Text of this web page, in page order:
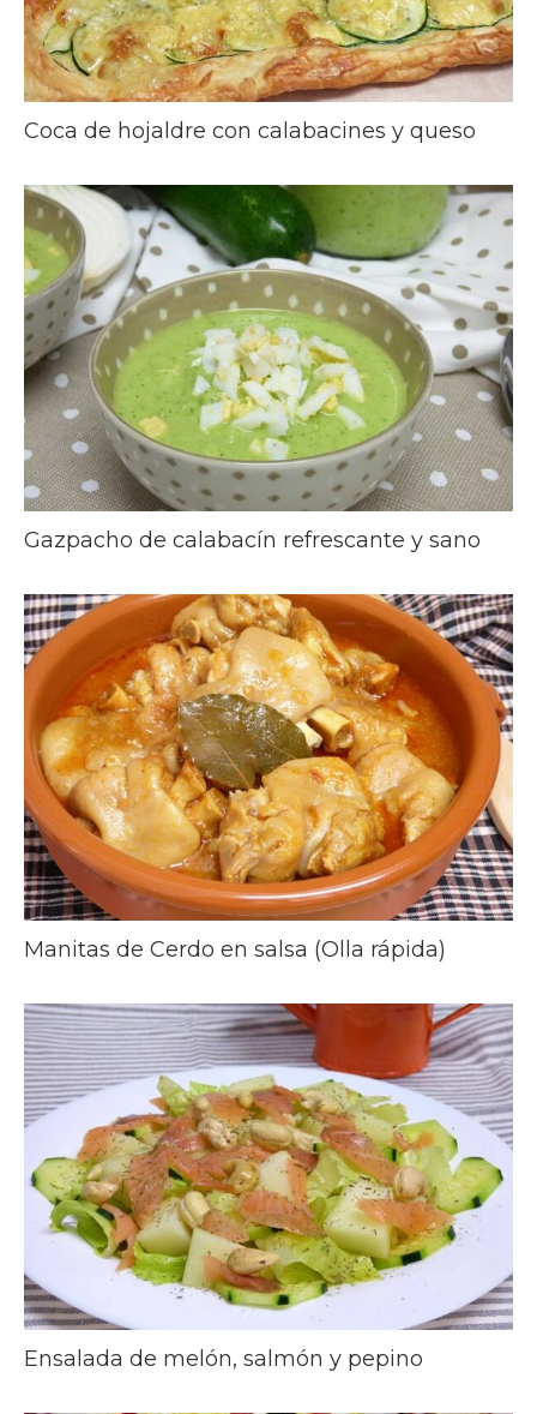
Coca de hojaldre con calabacines y queso
Gazpacho de calabacín refrescante y sano
Manitas de Cerdo en salsa (Olla rápida)
Ensalada de melón, salmón y pepino